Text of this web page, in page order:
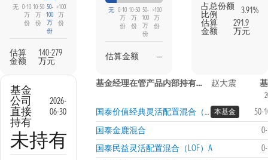
无 0-10
万
份
10-50
万
份
50-
100
万
份
>100
万
份
估算
金额
140-279
万元
无 0-10
万
份
10-50
万
份
50-
100
万
份
>100
万
份
估算金额 —
占总份额
比例
3.91%
估算
金额
291.9
万元
基金
公司
直接
持有
2026-
06-30
未持有
基金经理在管产品内部持有信息 赵大震
国泰价值经典灵活配置混合（LOF） 本基金
50-
国泰金鹿混合
国泰民益灵活配置混合（LOF）A